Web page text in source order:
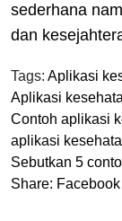
sederhana
dan
Tags: Aplikasi
Aplikasi
Contoh aplikasi
aplikasi
Sebutkan 5
Share: Facebook